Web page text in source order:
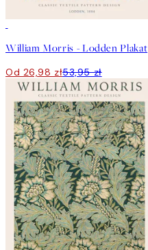
William Morris - Lodden Plakat
Od 26,98 zł53,95 zł